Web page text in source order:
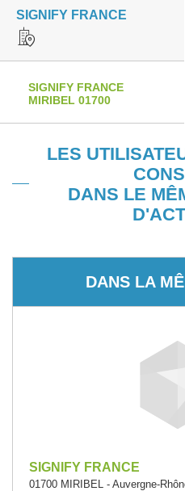
SIGNIFY FRANCE
SIGNIFY FRANCE
MIRIBEL 01700
LES
DANS LE
DANS LA
SIGNIFY FRANCE
01700 MIRIBEL - Auvergne-